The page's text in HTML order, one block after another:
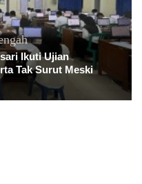
Ikuti Ujian
Tak Surut Meski